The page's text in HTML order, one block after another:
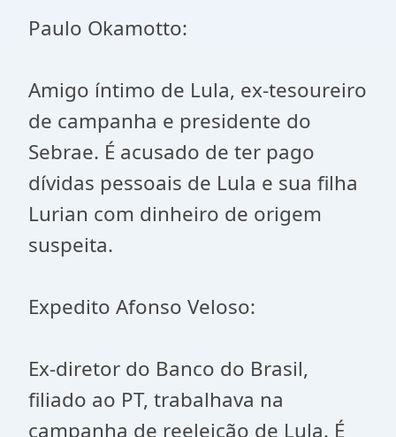
Paulo Okamotto:
Amigo íntimo de Lula, ex-tesoureiro
de campanha e presidente do
Sebrae. É acusado de ter pago
dívidas pessoais de Lula e sua filha
Lurian com dinheiro de origem
suspeita.
Expedito Afonso Veloso:
Ex-diretor do Banco do Brasil,
filiado ao PT, trabalhava na
campanha de reeleição de Lula. É